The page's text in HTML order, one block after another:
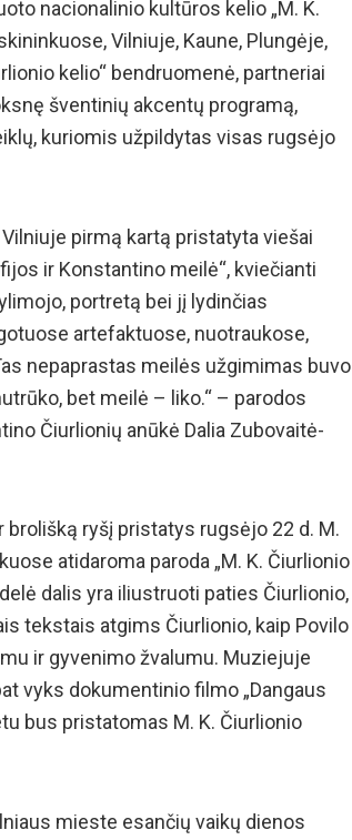
nacionalinio kultūros kelio „M. K.
Vilniuje, Kaune, Plungėje,
kelio“ bendruomenė, partneriai
šventinių akcentų programą,
kuriomis užpildytas visas rugsėjo
pirmą kartą pristatyta viešai
ir Konstantino meilė“, kviečianti
portretą bei jį lydinčias
artefaktuose, nuotraukose,
nepaprastas meilės užgimimas buvo
bet meilė – liko.“ – parodos
Čiurlionių anūkė Dalia Zubovaitė-
ryšį pristatys rugsėjo 22 d. M.
atidaroma paroda „M. K. Čiurlionio
dalis yra iliustruoti paties Čiurlionio,
tekstais atgims Čiurlionio, kaip Povilo
ir gyvenimo žvalumu. Muziejuje
vyks dokumentinio filmo „Dangaus
bus pristatomas M. K. Čiurlionio
mieste esančių vaikų dienos